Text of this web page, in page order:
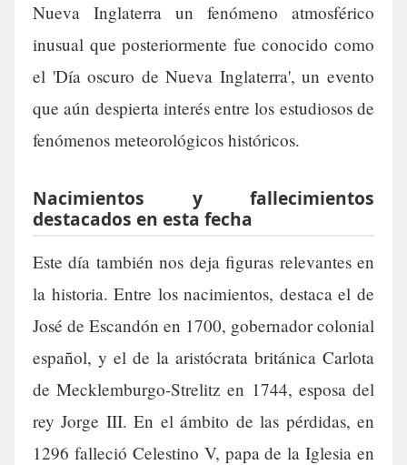
Nueva Inglaterra un fenómeno atmosférico
inusual que posteriormente fue conocido como
el 'Día oscuro de Nueva Inglaterra', un evento
que aún despierta interés entre los estudiosos de
fenómenos meteorológicos históricos.
Nacimientos y fallecimientos
destacados en esta fecha
Este día también nos deja figuras relevantes en
la historia. Entre los nacimientos, destaca el de
José de Escandón en 1700, gobernador colonial
español, y el de la aristócrata británica Carlota
de Mecklemburgo-Strelitz en 1744, esposa del
rey Jorge III. En el ámbito de las pérdidas, en
1296 falleció Celestino V, papa de la Iglesia en